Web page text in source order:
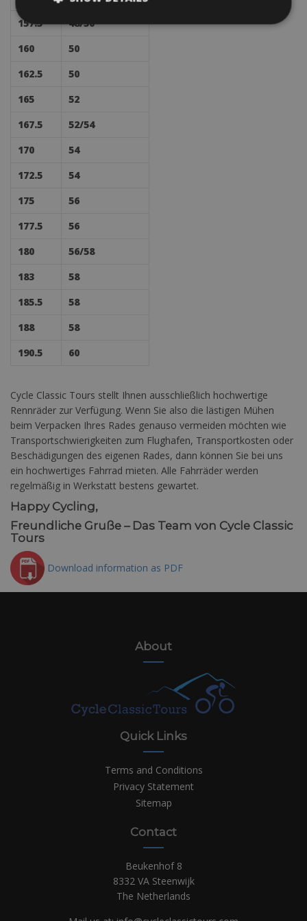
157.5
48/50
160
50
162.5
50
165
52
167.5
52/54
170
54
172.5
54
175
56
177.5
56
180
56/58
183
58
185.5
58
188
58
190.5
60
Cycle Classic Tours stellt Ihnen ausschließlich hochwertige
Rennräder zur Verfügung. Wenn Sie also die lästigen Mühen
beim Verpacken Ihres Rades genauso vermeiden möchten wie
Transportschwierigkeiten zum Flughafen, Transportkosten oder
Beschädigungen des eigenen Rades, dann können Sie bei uns
ein hochwertiges Fahrrad mieten. Alle Fahrräder werden
regelmäßig in Werkstatt bestens gewartet.
Happy Cycling,
Freundliche Gruße – Das Team von Cycle Classic
Tours
Download information as PDF
About
Quick Links
Terms and Conditions
Privacy Statement
Sitemap
Contact
Beukenhof 8
8332 VA Steenwijk
The Netherlands